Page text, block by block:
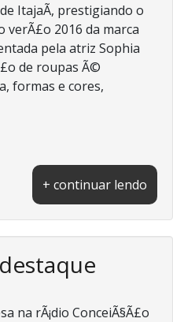
ItajaÃ­, prestigiando o
verÃ£o 2016 da marca
pela atriz Sophia
de roupas Ã©
formas e cores,
+ continuar lendo
na rÃ¡dio ConceiÃ§Ã£o